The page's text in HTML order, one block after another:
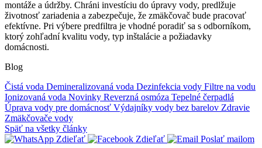
montáže a údržby. Chráni investíciu do úpravy vody, predlžuje
životnosť zariadenia a zabezpečuje, že zmäkčovač bude pracovať
efektívne. Pri výbere predfiltra je vhodné poradiť sa s odborníkom,
ktorý zohľadní kvalitu vody, typ inštalácie a požiadavky
domácnosti.
Blog
Čistá voda Demineralizovaná voda Dezinfekcia vody Filtre na vodu
Ionizovaná voda Novinky Reverzná osmóza Tepelné čerpadlá
Úprava vody pre domácnosť Výdajníky vody bez barelov Zdravie
Zmäkčovače vody
Späť na všetky články
Zdieľať
Zdieľať
Poslať mailom